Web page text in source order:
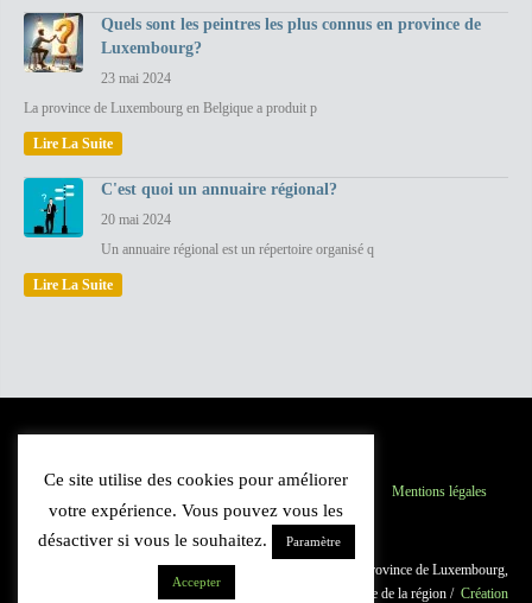
Quels sont les peintres les plus connus en province de
Luxembourg?
23 mai 2024
La province de Luxembourg en Belgique a produit p
Lire La Suite
C'est quoi un annuaire régional?
20 mai 2024
Un annuaire régional est un répertoire organisé q
Lire La Suite
Inscription
Mentions légales
Plan du site
© 2021 Luxannuaire.be : Annuaire des professionnels de la province de Luxembourg,
Belgique. Guide du commerce et des institutions. Cartographie de la région / Création
Ce site utilise des cookies pour améliorer
votre expérience. Vous pouvez vous les
désactiver si vous le souhaitez.
Paramètre
Accepter